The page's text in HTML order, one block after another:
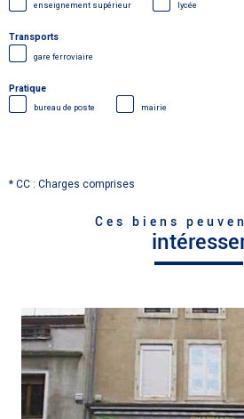
enseignement supérieur lycée
Transports
gare ferroviaire
Pratique
bureau de poste mairie
* CC : Charges comprises
Ces biens